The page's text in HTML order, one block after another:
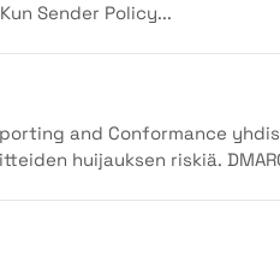
Sender Policy...
and Conformance
huijauksen riskiä.